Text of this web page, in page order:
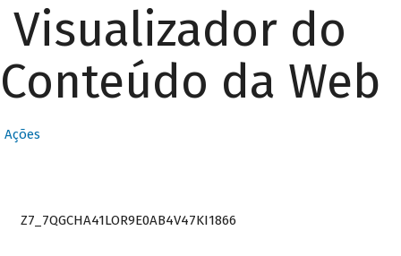
Visualizador do
Conteúdo da Web
Ações
Z7_7QGCHA41LOR9E0AB4V47KI1866